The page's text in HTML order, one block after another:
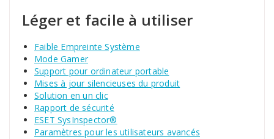
Léger et facile à utiliser
Faible Empreinte Système
Mode Gamer
Support pour ordinateur portable
Mises à jour silencieuses du produit
Solution en un clic
Rapport de sécurité
ESET SysInspector®
Paramètres pour les utilisateurs avancés